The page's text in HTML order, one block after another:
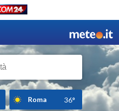
Roma 36°